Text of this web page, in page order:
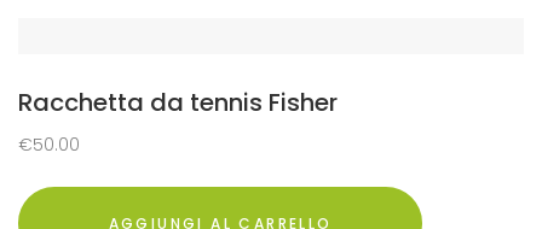
Racchetta da tennis Fisher
€50.00
AGGIUNGI AL CARRELLO